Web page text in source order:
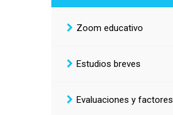
Zoom educativo
Estudios breves
Evaluaciones y factores